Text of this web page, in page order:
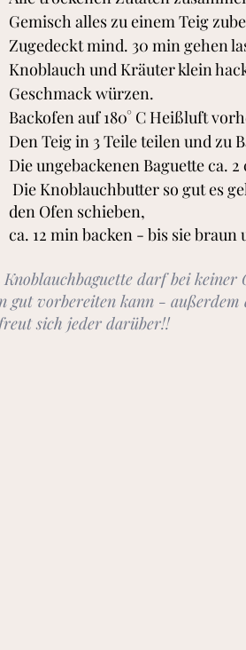
Gemisch alles zu einem Teig
Zugedeckt mind. 30 min gehen
Knoblauch und Kräuter klein
Geschmack würzen.
Backofen auf 180° C Heißluft
Den Teig in 3 Teile teilen und zu
Die ungebackenen Baguette ca.
den Ofen schieben,
ca. 12 min backen - bis sie
darf bei
gut vorbereiten kann - außerdem
sich jeder darüber!!